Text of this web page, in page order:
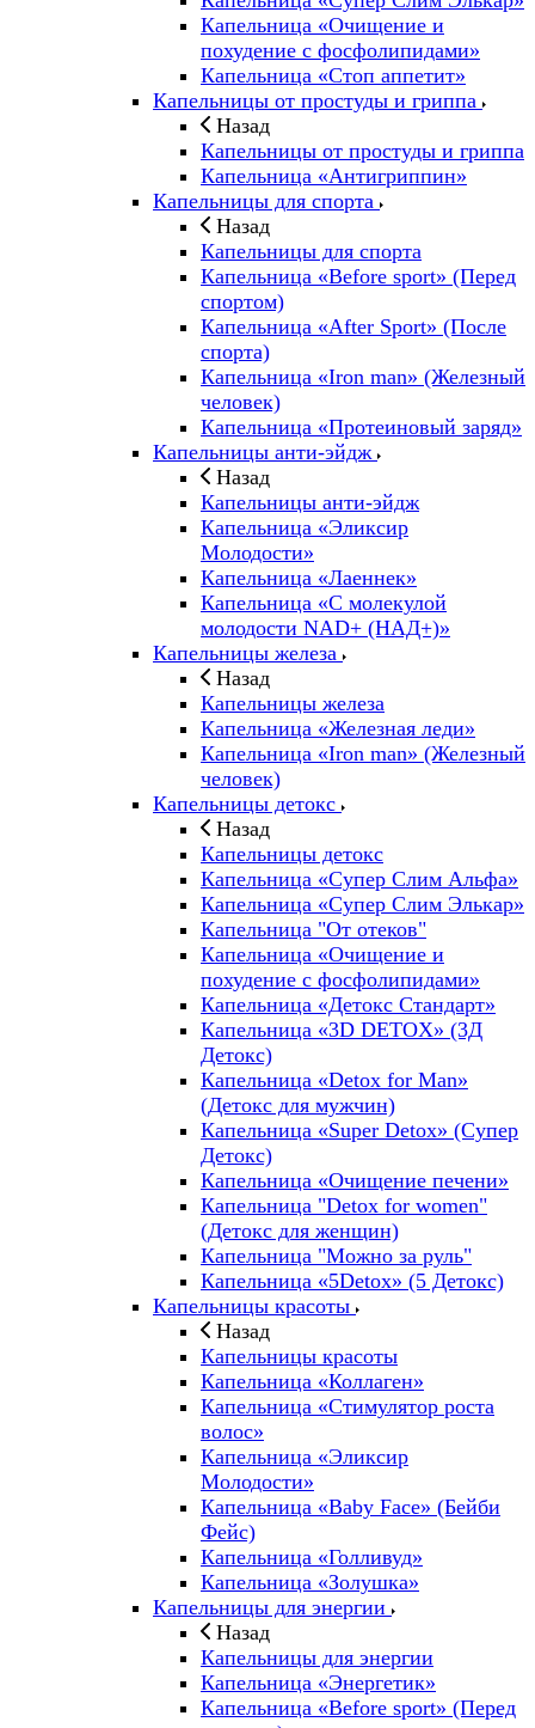
Капельница «Очищение и
похудение с фосфолипидами»
Капельница «Стоп аппетит»
Капельницы от простуды и гриппа
Назад
Капельницы от простуды и гриппа
Капельница «Антигриппин»
Капельницы для спорта
Назад
Капельницы для спорта
Капельница «Before sport» (Перед
спортом)
Капельница «After Sport» (После
спорта)
Капельница «Iron man» (Железный
человек)
Капельница «Протеиновый заряд»
Капельницы анти-эйдж
Назад
Капельницы анти-эйдж
Капельница «Эликсир
Молодости»
Капельница «Лаеннек»
Капельница «С молекулой
молодости NAD+ (НАД+)»
Капельницы железа
Назад
Капельницы железа
Капельница «Железная леди»
Капельница «Iron man» (Железный
человек)
Капельницы детокс
Назад
Капельницы детокс
Капельница «Супер Слим Альфа»
Капельница «Супер Слим Элькар»
Капельница "От отеков"
Капельница «Очищение и
похудение с фосфолипидами»
Капельница «Детокс Стандарт»
Капельница «3D DETOX» (3Д
Детокс)
Капельница «Detox for Man»
(Детокс для мужчин)
Капельница «Super Detox» (Супер
Детокс)
Капельница «Очищение печени»
Капельница "Detox for women"
(Детокс для женщин)
Капельница "Можно за руль"
Капельница «5Detox» (5 Детокс)
Капельницы красоты
Назад
Капельницы красоты
Капельница «Коллаген»
Капельница «Стимулятор роста
волос»
Капельница «Эликсир
Молодости»
Капельница «Baby Face» (Бейби
Фейс)
Капельница «Голливуд»
Капельница «Золушка»
Капельницы для энергии
Назад
Капельницы для энергии
Капельница «Энергетик»
Капельница «Before sport» (Перед